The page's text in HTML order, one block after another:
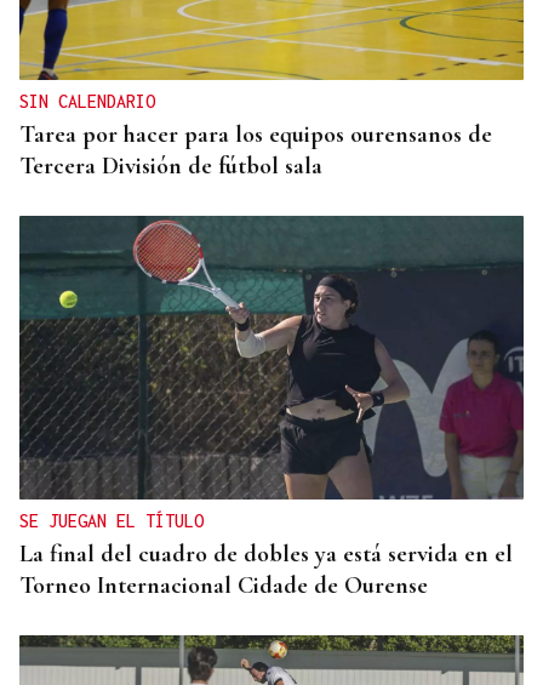
SIN CALENDARIO
Tarea por hacer para los equipos ourensanos de
Tercera División de fútbol sala
SE JUEGAN EL TÍTULO
La final del cuadro de dobles ya está servida en el
Torneo Internacional Cidade de Ourense